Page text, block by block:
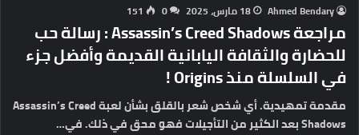
Ahmed Bendary 18 مارس، 2025 0
151
مراجعة Assassin’s Creed Shadows : رسالة حب
للحضارة والثقافة اليابانية القديمة وأفضل جزء
في السلسلة منذ Origins !
مقدمة تمهيدية. أي شخص شعر بالقلق بشأن لعبة Assassin’s Creed
Shadows بعد الكثير من التأجيلات فهو محق في ذلك. في…